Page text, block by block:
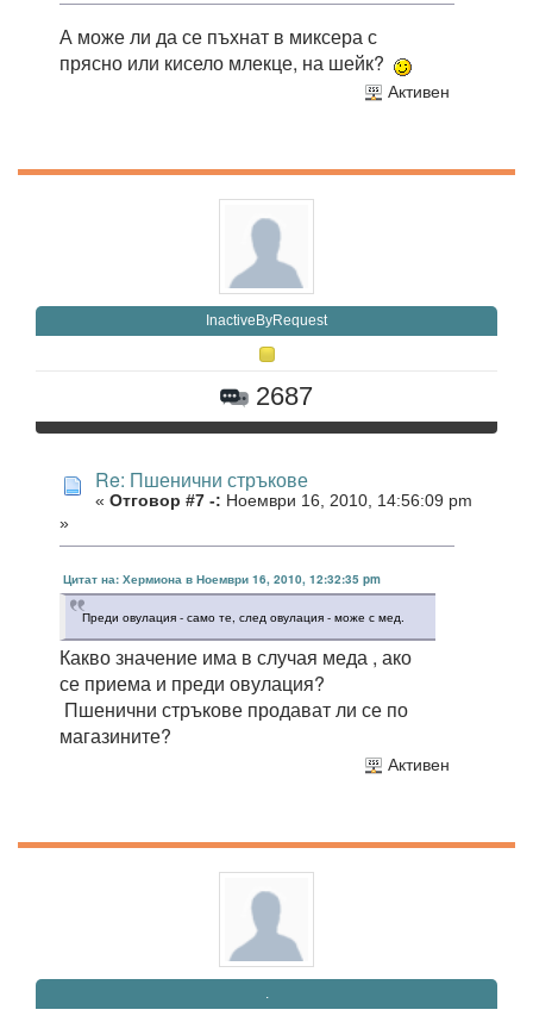
А може ли да се пъхнат в миксера с
прясно или кисело млекце, на шейк?
Активен
InactiveByRequest
2687
Re: Пшенични стръкове
« Отговор #7 -: Ноември 16, 2010, 14:56:09 pm
»
Цитат на: Хермиона в Ноември 16, 2010, 12:32:35 pm
Преди овулация - само те, след овулация - може с мед.
Какво значение има в случая меда , ако
се приема и преди овулация?
Пшенични стръкове продават ли се по
магазините?
Активен